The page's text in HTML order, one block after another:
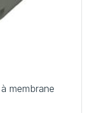
membrane